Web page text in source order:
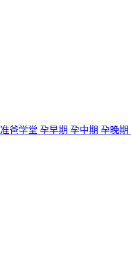
准爸学堂 孕早期 孕中期 孕晚期